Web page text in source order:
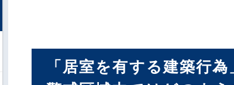
「居室を有する建築行